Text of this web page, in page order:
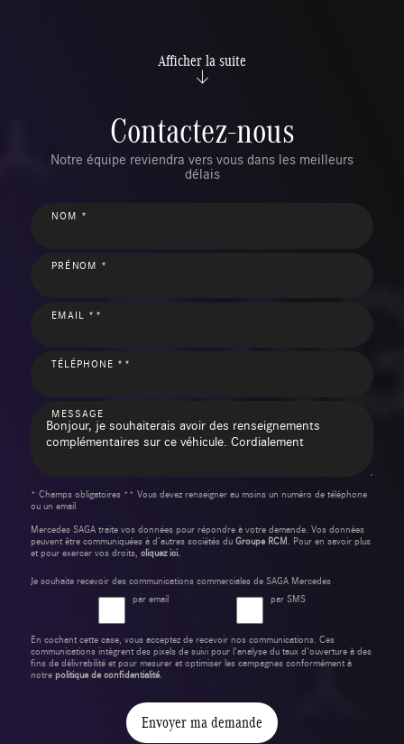
Afficher la suite
Contactez-nous
Notre équipe reviendra vers vous dans les meilleurs
délais
NOM *
PRÉNOM *
EMAIL **
TÉLÉPHONE **
MESSAGE
* Champs obligatoires ** Vous devez renseigner au moins un numéro de téléphone
ou un email
Mercedes SAGA traite vos données pour répondre à votre demande. Vos données
peuvent être communiquées à d’autres sociétés du Groupe RCM . Pour en savoir plus
et pour exercer vos droits, cliquez ici.
Je souhaite recevoir des communications commerciales de SAGA Mercedes
par email
par SMS
En cochant cette case, vous acceptez de recevoir nos communications. Ces
communications intègrent des pixels de suivi pour l'analyse du taux d'ouverture à des
fins de délivrabilité et pour mesurer et optimiser les campagnes conformément à
notre politique de confidentialité.
Envoyer ma demande